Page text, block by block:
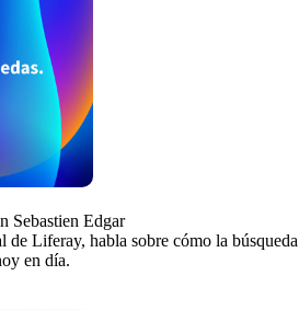
Sebastien Edgar
Liferay, habla sobre cómo la
en día.